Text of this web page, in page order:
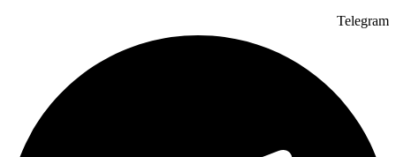
Telegram